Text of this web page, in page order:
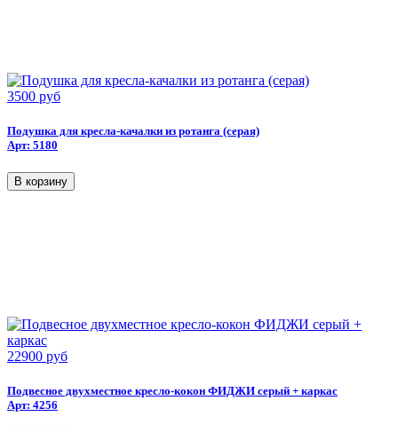
3500 руб
Подушка для кресла-качалки из ротанга (серая)
Арт: 5180
22900 руб
Подвесное двухместное кресло-кокон ФИДЖИ серый + каркас
Арт: 4256